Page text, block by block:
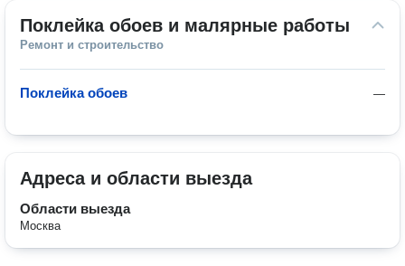
Поклейка обоев и малярные работы
Ремонт и строительство
—
Поклейка обоев
Адреса и области выезда
Области выезда
Москва